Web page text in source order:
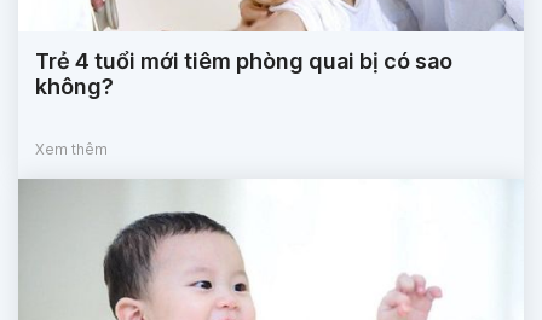
Trẻ 4 tuổi mới tiêm phòng quai bị có sao
không?
Xem thêm